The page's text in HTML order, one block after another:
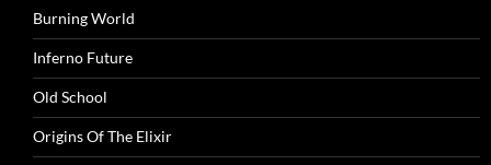
Burning World
Inferno Future
Old School
Origins Of The Elixir